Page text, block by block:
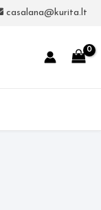
casalana@kurita.lt